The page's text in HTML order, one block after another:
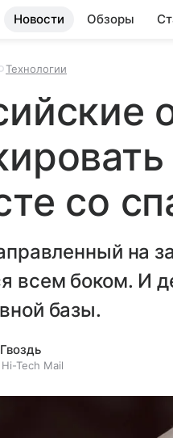
Новости Обзоры
Технологии
со
на
всем боком. И
базы.
Tech Mail